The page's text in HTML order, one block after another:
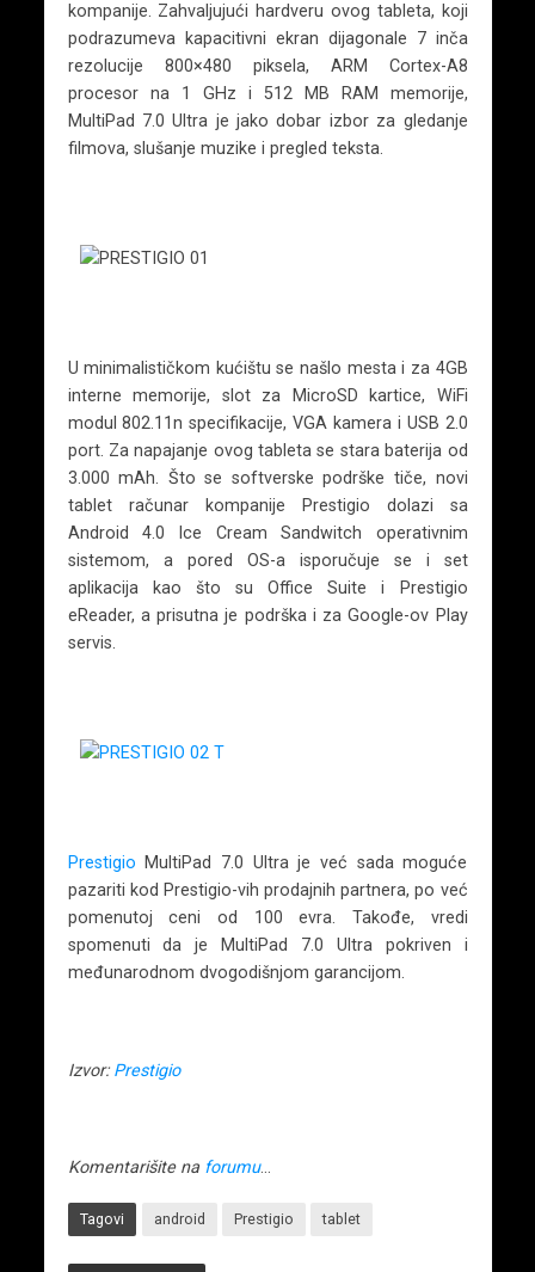
kompanije. Zahvaljujući hardveru ovog tableta, koji
podrazumeva kapacitivni ekran dijagonale 7 inča
rezolucije 800×480 piksela, ARM Cortex-A8
procesor na 1 GHz i 512 MB RAM memorije,
MultiPad 7.0 Ultra je jako dobar izbor za gledanje
filmova, slušanje muzike i pregled teksta.
U minimalističkom kućištu se našlo mesta i za 4GB
interne memorije, slot za MicroSD kartice, WiFi
modul 802.11n specifikacije, VGA kamera i USB 2.0
port. Za napajanje ovog tableta se stara baterija od
3.000 mAh. Što se softverske podrške tiče, novi
tablet računar kompanije Prestigio dolazi sa
Android 4.0 Ice Cream Sandwitch operativnim
sistemom, a pored OS-a isporučuje se i set
aplikacija kao što su Office Suite i Prestigio
eReader, a prisutna je podrška i za Google-ov Play
servis.
Prestigio MultiPad 7.0 Ultra je već sada moguće
pazariti kod Prestigio-vih prodajnih partnera, po već
pomenutoj ceni od 100 evra. Takođe, vredi
spomenuti da je MultiPad 7.0 Ultra pokriven i
međunarodnom dvogodišnjom garancijom.
Izvor: Prestigio
Komentarišite na forumu…
Tagovi android Prestigio tablet